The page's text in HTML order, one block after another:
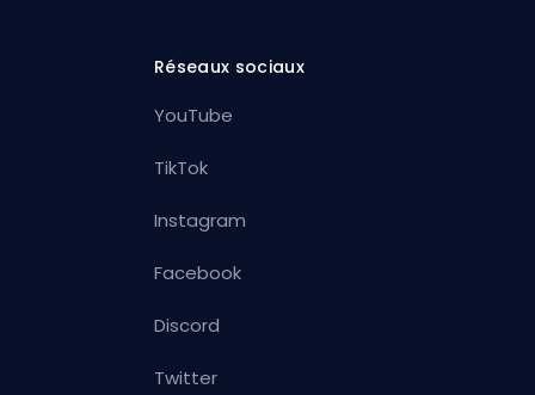
Réseaux sociaux
YouTube
TikTok
Instagram
Facebook
Discord
Twitter